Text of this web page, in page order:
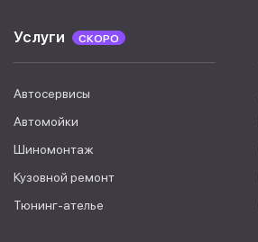
Услуги СКОРО
Автосервисы
Автомойки
Шиномонтаж
Кузовной ремонт
Тюнинг-ателье